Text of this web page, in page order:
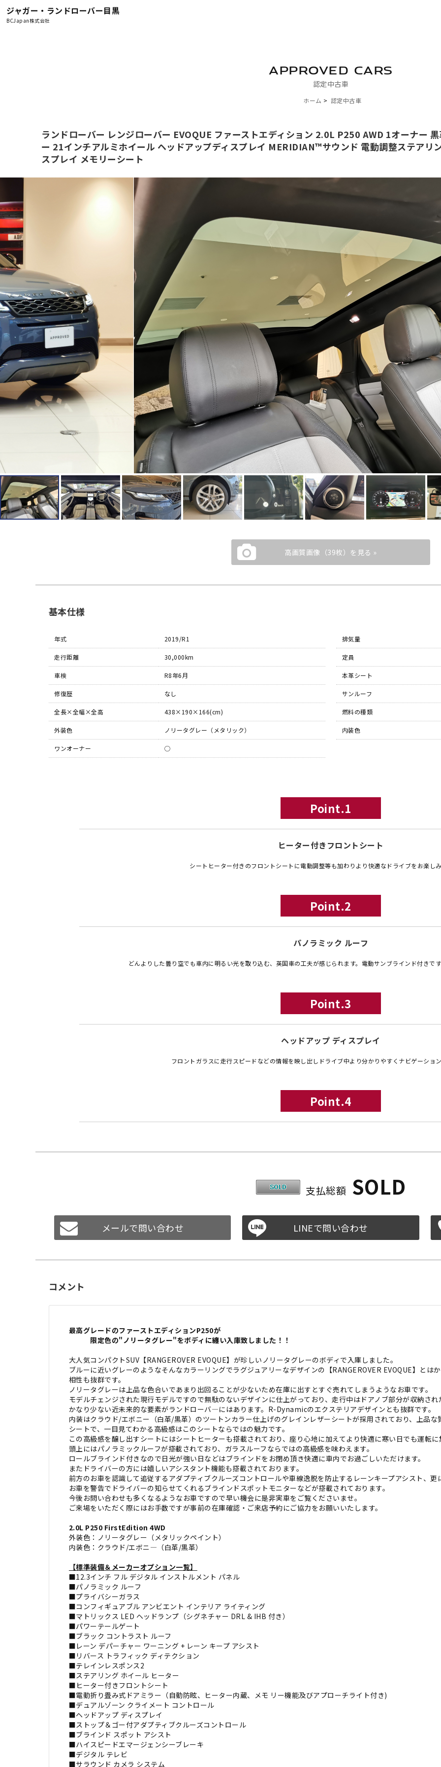
ジャガー・ランドローバー目黒
BCJapan株式会社
認定中古車
APPROVED CARS
ホーム 認定中古車
ランドローバー レンジローバー EVOQUE ファーストエディション 2.0L P250 AWD 1オーナー
ー 21インチアルミホイール ヘッドアップディスプレイ MERIDIAN™サウンド 電動調整ステアリ
スプレイ メモリーシート
高画質画像（39枚）を見る »
基本仕様
年式 2019/R1 排気量
走行距離 30,000km 定員
車検 R8年6月 本革シート
修復歴 なし サンルーフ
全長×全幅×全高 438×190×166(cm) 燃料の種類
外装色 ノリータグレー（メタリック） 内装色
ワンオーナー ◯
Point.1
ヒーター付きフロントシート
シートヒーター付きのフロントシートに電動調整等も加わりより快適なドライブをお楽しみ
Point.2
パノラミック ルーフ
どんよりした曇り空でも車内に明るい光を取り込む、英国車の工夫が感じられます。電動サンブラインド付きで
Point.3
ヘッドアップ ディスプレイ
フロントガラスに走行スピードなどの情報を映し出しドライブ中より分かりやすくナビゲーション
Point.4
支払総額 SOLD
メールで問い合わせ
コメント
最高グレードのファーストエディションP250が
限定色の"ノリータグレー"をボディに纏い入庫致しました！！
大人気コンパクトSUV【RANGEROVER EVOQUE】が珍しいノリータグレーのボディで入庫しました。
ブルーに近いグレーのようなそんなカラーリングでラグジュアリーなデザインの【RANGEROVER EVOQUE】とはか
相性も抜群です。
ノリータグレーは上品な色合いであまり出回ることが少ないため在庫に出すとすぐ売れてしまうようなお車です。
モデルチェンジされた現行モデルですので無駄のないデザインに仕上がっており、走行中はドアノブ部分が収納さ
かなり少ない近未来的な要素がランドローバ―にはあります。R-Dynamicのエクステリアデザインとも抜群です。
内装はクラウド/エボニー（白革/黒革）のツートンカラー仕上げのグレインレザーシートが採用されており、上品な
シートで、一目見てわかる高級感はこのシートならではの魅力です。
この高級感を醸し出すシートにはシートヒーターも搭載されており、座り心地に加えてより快適に寒い日でも運転に
頭上にはパノラミックルーフが搭載されており、ガラスルーフならではの高級感を味わえます。
ロールブラインド付きなので日光が強い日などはブラインドをお閉め頂き快適に車内でお過ごしいただけます。
またドライバーの方には嬉しいアシスタント機能も搭載されております。
前方のお車を認識して追従するアダプティブクルーズコントロールや車線逸脱を防止するレーンキープアシスト、
お車を警告でドライバーの知らせてくれるブラインドスポットモニターなどが搭載されております。
今後お問い合わせも多くなるようなお車ですので早い機会に是非実車をご覧くださいませ。
ご来場をいただく際にはお手数ですが事前の在庫確認・ご来店予約にご協力をお願いいたします。
2.0L P250 FirstEdition 4WD
外装色：ノリータグレー（メタリックペイント）
内装色：クラウド/エボニ―（白革/黒革）
【標準装備＆メーカーオプション一覧】
■12.3インチ フル デジタル インストルメント パネル
■パノラミック ルーフ
■プライバシーガラス
■コンフィギュアブル アンビエント インテリア ライティング
■マトリックス LED ヘッドランプ（シグネチャー DRL & IHB 付き）
■パワーテールゲート
■ブラック コントラスト ルーフ
■レーン デパーチャー ワーニング + レーン キープ アシスト
■リバース トラフィック ディテクション
■テレインレスポンス2
■ステアリング ホイール ヒーター
■ヒーター付きフロントシート
■電動折り畳み式ドアミラー（自動防眩、ヒーター内蔵、メモ リー機能及びアプローチライト付き)
■デュアルゾーン クライメート コントロール
■ヘッドアップ ディスプレイ
■ストップ＆ゴー付アダプティブクルーズコントロール
■ブラインド スポット アシスト
■ハイスピードエマージェンシーブレーキ
■デジタル テレビ
■サラウンド カメラ システム